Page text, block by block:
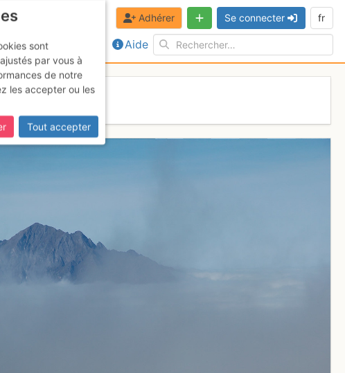
Aide
Adhérer Se connecter fr
sont
par vous à
de notre
les accepter ou les
Tout accepter